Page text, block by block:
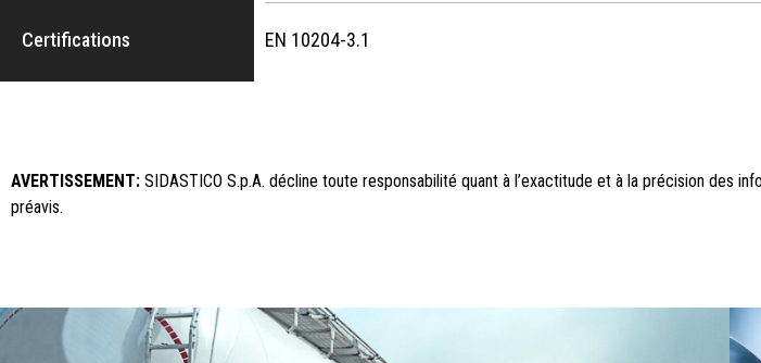
Certifications EN 10204-3.1
AVERTISSEMENT: SIDASTICO S.p.A. décline toute responsabilité quant à l’exactitude et à la précision des
préavis.